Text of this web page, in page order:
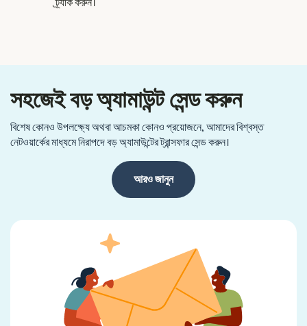
ট্র্যাক করুন।
সহজেই বড় অ্যামাউন্ট সেন্ড করুন
বিশেষ কোনও উপলক্ষ্যে অথবা আচমকা কোনও প্রয়োজনে, আমাদের বিশ্বস্ত
নেটওয়ার্কের মাধ্যমে নিরাপদে বড় অ্যামাউন্টের ট্রান্সফার সেন্ড করুন।
আরও জানুন